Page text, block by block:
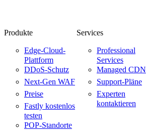
Produkte
Edge-Cloud-
Plattform
DDoS-Schutz
Next-Gen WAF
Preise
Fastly kostenlos
testen
POP-Standorte
Services
Professional
Services
Managed CDN
Support-Pläne
Experten
kontaktieren